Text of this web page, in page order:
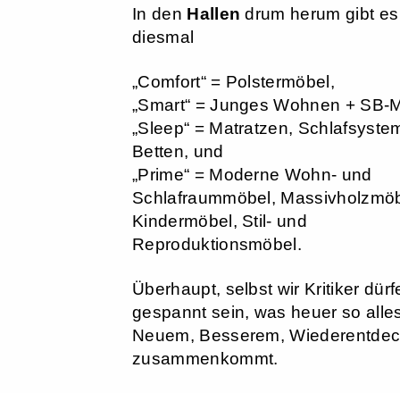
In den Hallen drum herum gibt
diesmal
„Comfort“ = Polstermöbel,
„Smart“ = Junges Wohnen + SB-
„Sleep“ = Matratzen,
Betten, und
„Prime“ = Moderne Wohn- und
Schlafraummöbel,
Kindermöbel, Stil- und
Reproduktionsmöbel.
Überhaupt, selbst wir Kritiker
gespannt sein, was heuer so
Neuem, Besserem,
zusammenkommt.